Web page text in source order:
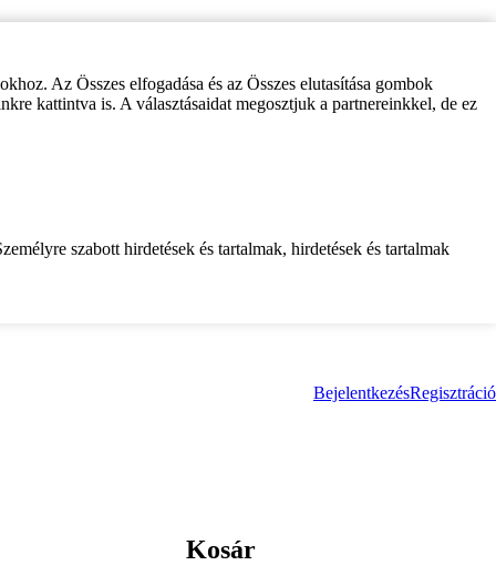
Az Összes elfogadása és az Összes elutasítása gombok
kattintva is. A választásaidat megosztjuk a partnereinkkel, de ez
szabott hirdetések és tartalmak, hirdetések és tartalmak
BejelentkezésRegisztráció
Kosár